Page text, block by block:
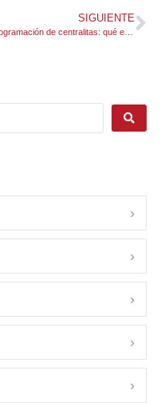
SIGUIENTE